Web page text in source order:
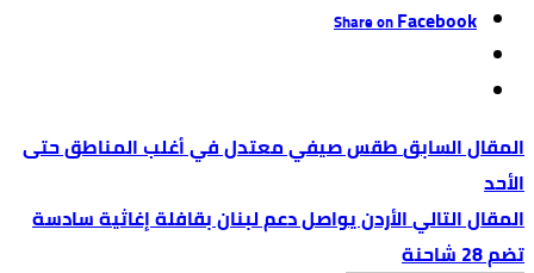
Share onFacebook
طقس صيفي معتدل في أغلب المناطق حتى
الأحد
الأردن يواصل دعم لبنان بقافلة إغاثية سادسة
تضم 28 شاحنة